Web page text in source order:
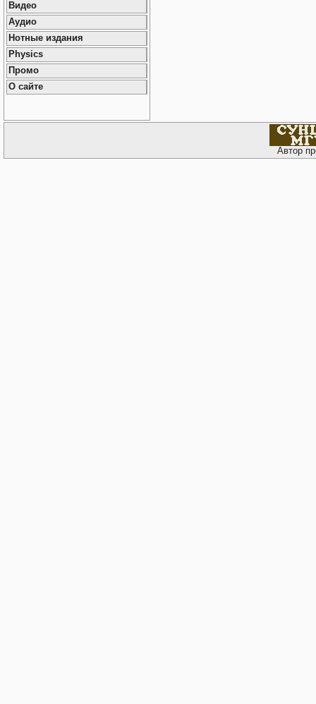
Видео
Аудио
Нотные издания
Physics
Промо
О сайте
Автор